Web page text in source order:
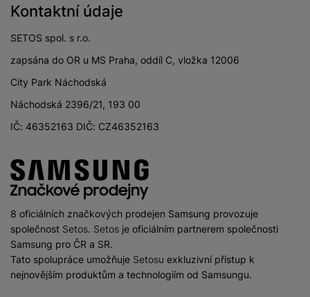
Kontaktní údaje
SETOS spol. s r.o.
zapsána do OR u MS Praha, oddíl C, vložka 12006
City Park Náchodská
Náchodská 2396/21, 193 00
IČ: 46352163 DIČ: CZ46352163
8 oficiálních značkových prodejen Samsung provozuje
společnost Setos. Setos je oficiálním partnerem společnosti
Samsung pro ČR a SR.
Tato spolupráce umožňuje Setosu exkluzivní přístup k
nejnovějším produktům a technologiím od Samsungu.